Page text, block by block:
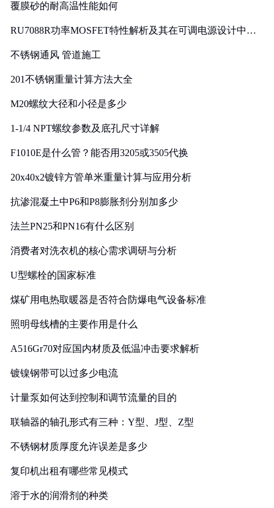
覆膜砂的耐高温性能如何
RU7088R功率MOSFET特性解析及其在可调电源设计中的
不锈钢通风 管道施工
201不锈钢重量计算方法大全
M20螺纹大径和小径是多少
1-1/4 NPT螺纹参数及底孔尺寸详解
F1010E是什么管？能否用3205或3505代换
20x40x2镀锌方管单米重量计算与应用分析
抗渗混凝土中P6和P8膨胀剂分别加多少
法兰PN25和PN16有什么区别
消费者对洗衣机的核心需求调研与分析
U型螺栓的国家标准
煤矿用电热取暖器是否符合防爆电气设备标准
照明母线槽的主要作用是什么
A516Gr70对应国内材质及低温冲击要求解析
镀镍钢带可以过多少电流
计量泵如何达到控制和调节流量的目的
联轴器的轴孔形式有三种：Y型、J型、Z型
不锈钢材质厚度允许误差是多少
复印机出租有哪些常见模式
溶于水的润滑剂的种类